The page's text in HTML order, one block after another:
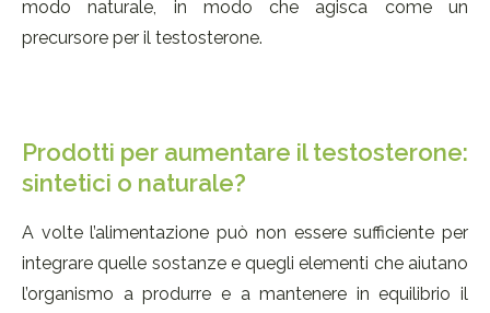
modo naturale, in modo che agisca come un
precursore per il testosterone.
Prodotti per aumentare il testosterone:
sintetici o naturale?
A volte l’alimentazione può non essere sufficiente per
integrare quelle sostanze e quegli elementi che aiutano
l’organismo a produrre e a mantenere in equilibrio il